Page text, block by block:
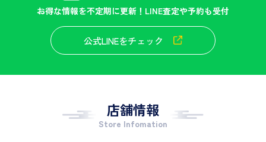
お得な情報を不定期に更新！LINE査定や予約も受付
公式LINEをチェック
店舗情報
Store Infomation